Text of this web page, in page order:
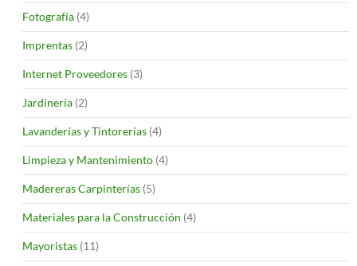
Fotografía (4)
Imprentas (2)
Internet Proveedores (3)
Jardinería (2)
Lavanderías y Tintorerías (4)
Limpieza y Mantenimiento (4)
Madereras Carpinterías (5)
Materiales para la Construcción (4)
Mayoristas (11)